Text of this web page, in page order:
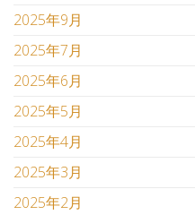
2025年9月
2025年7月
2025年6月
2025年5月
2025年4月
2025年3月
2025年2月